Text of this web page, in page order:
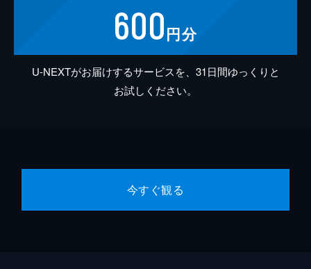
600円分
U-NEXTがお届けするサービスを、31日間ゆっくりと
お試しください。
今すぐ観る